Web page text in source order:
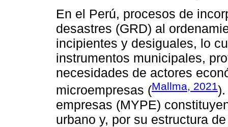
En el Perú, procesos de
desastres (GRD) al
incipientes y desiguales, lo
instrumentos municipales,
necesidades de actores
microempresas (Mallma, 2021
empresas (MYPE)
urbano y, por su estructura